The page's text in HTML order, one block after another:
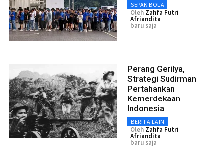
SEPAK BOLA
Oleh Zahfa Putri
Afriandita
baru saja
Perang Gerilya,
Strategi Sudirman
Pertahankan
Kemerdekaan
Indonesia
BERITA LAIN
Oleh Zahfa Putri
Afriandita
baru saja